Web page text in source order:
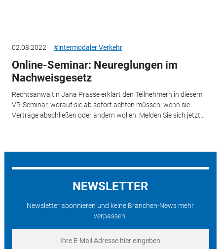
02.08.2022 #intermodaler Verkehr
Online-Seminar: Neureglungen im
Nachweisgesetz
Rechtsanwältin Jana Prasse erklärt den Teilnehmern in diesem
VR-Seminar, worauf sie ab sofort achten müssen, wenn sie
Verträge abschließen oder ändern wollen. Melden Sie sich jetzt...
NEWSLETTER
Newsletter abonnieren und keine Branchen-News mehr
verpassen.